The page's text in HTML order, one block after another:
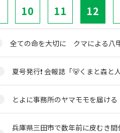
10 11 12
全ての命を大切に クマによる八
夏号発行❗️ 会報誌「🐻くまと森と人
とよに事務所のヤマモモを届ける
兵庫県三田市で数年前に皮むき